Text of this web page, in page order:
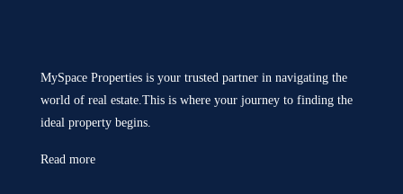
MySpace Properties is your trusted partner in navigating the
world of real estate.This is where your journey to finding the
ideal property begins.
Read more